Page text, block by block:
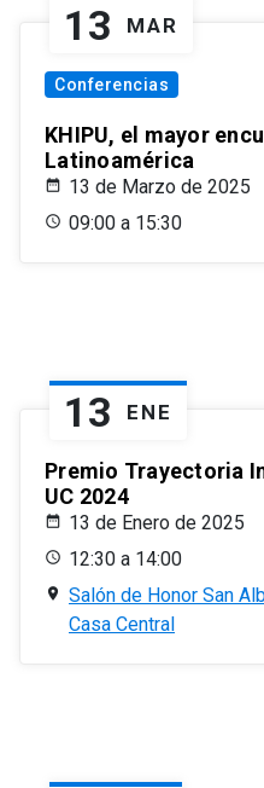
13 MAR
Conferencias
KHIPU, el mayor
Latinoamérica
13 de Marzo de 2025
09:00 a 15:30
13 ENE
Premio Trayectoria
UC 2024
13 de Enero de 2025
12:30 a 14:00
Salón de Honor San
Casa Central